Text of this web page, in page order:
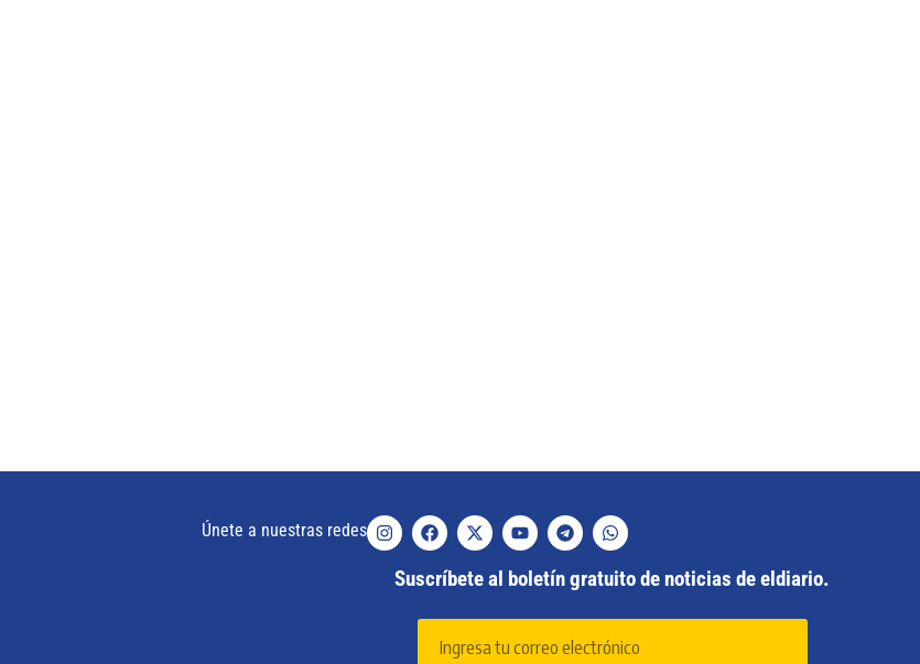
Únete a nuestras redes
Suscríbete al boletín gratuito de noticias de eldiario.